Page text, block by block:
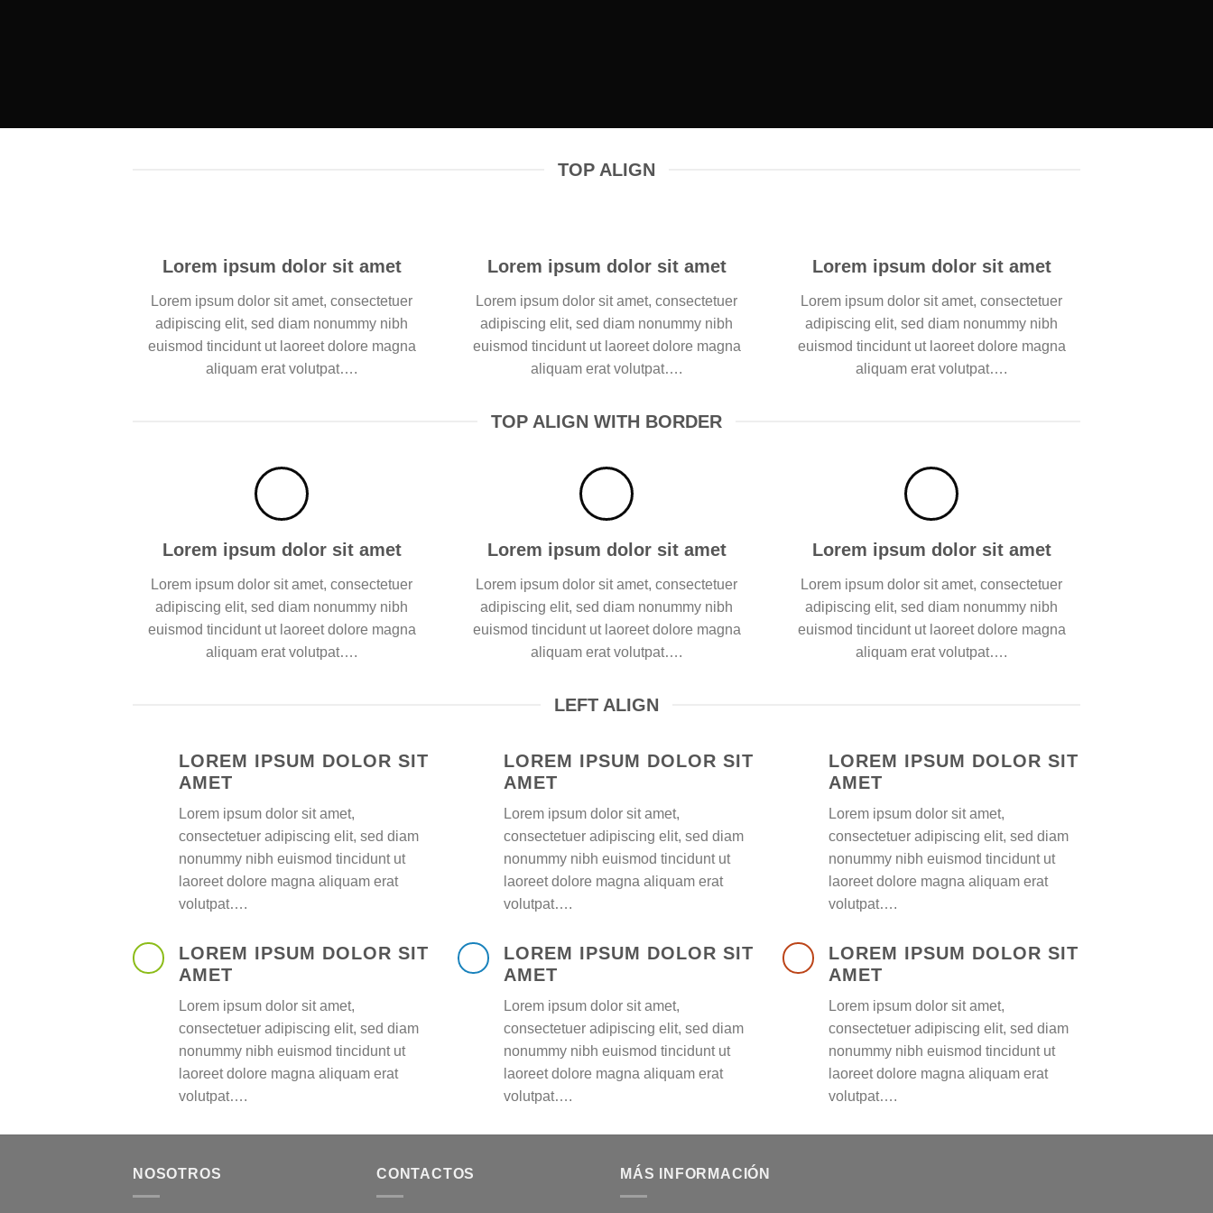
TOP ALIGN
Lorem ipsum dolor sit amet
Lorem ipsum dolor sit amet, consectetuer
adipiscing elit, sed diam nonummy nibh
euismod tincidunt ut laoreet dolore magna
aliquam erat volutpat….
Lorem ipsum dolor sit amet
Lorem ipsum dolor sit amet, consectetuer
adipiscing elit, sed diam nonummy nibh
euismod tincidunt ut laoreet dolore magna
aliquam erat volutpat….
Lorem ipsum dolor sit amet
Lorem ipsum dolor sit amet, consectetuer
adipiscing elit, sed diam nonummy nibh
euismod tincidunt ut laoreet dolore magna
aliquam erat volutpat….
TOP ALIGN WITH BORDER
Lorem ipsum dolor sit amet
Lorem ipsum dolor sit amet, consectetuer
adipiscing elit, sed diam nonummy nibh
euismod tincidunt ut laoreet dolore magna
aliquam erat volutpat….
Lorem ipsum dolor sit amet
Lorem ipsum dolor sit amet, consectetuer
adipiscing elit, sed diam nonummy nibh
euismod tincidunt ut laoreet dolore magna
aliquam erat volutpat….
Lorem ipsum dolor sit amet
Lorem ipsum dolor sit amet, consectetuer
adipiscing elit, sed diam nonummy nibh
euismod tincidunt ut laoreet dolore magna
aliquam erat volutpat….
LEFT ALIGN
LOREM IPSUM DOLOR SIT
AMET
Lorem ipsum dolor sit amet,
consectetuer adipiscing elit, sed diam
nonummy nibh euismod tincidunt ut
laoreet dolore magna aliquam erat
volutpat….
LOREM IPSUM DOLOR SIT
AMET
Lorem ipsum dolor sit amet,
consectetuer adipiscing elit, sed diam
nonummy nibh euismod tincidunt ut
laoreet dolore magna aliquam erat
volutpat….
LOREM IPSUM DOLOR SIT
AMET
Lorem ipsum dolor sit amet,
consectetuer adipiscing elit, sed diam
nonummy nibh euismod tincidunt ut
laoreet dolore magna aliquam erat
volutpat….
LOREM IPSUM DOLOR SIT
AMET
Lorem ipsum dolor sit amet,
consectetuer adipiscing elit, sed diam
nonummy nibh euismod tincidunt ut
laoreet dolore magna aliquam erat
volutpat….
LOREM IPSUM DOLOR SIT
AMET
Lorem ipsum dolor sit amet,
consectetuer adipiscing elit, sed diam
nonummy nibh euismod tincidunt ut
laoreet dolore magna aliquam erat
volutpat….
LOREM IPSUM DOLOR SIT
AMET
Lorem ipsum dolor sit amet,
consectetuer adipiscing elit, sed diam
nonummy nibh euismod tincidunt ut
laoreet dolore magna aliquam erat
volutpat….
NOSOTROS CONTACTOS MÁS INFORMACIÓN